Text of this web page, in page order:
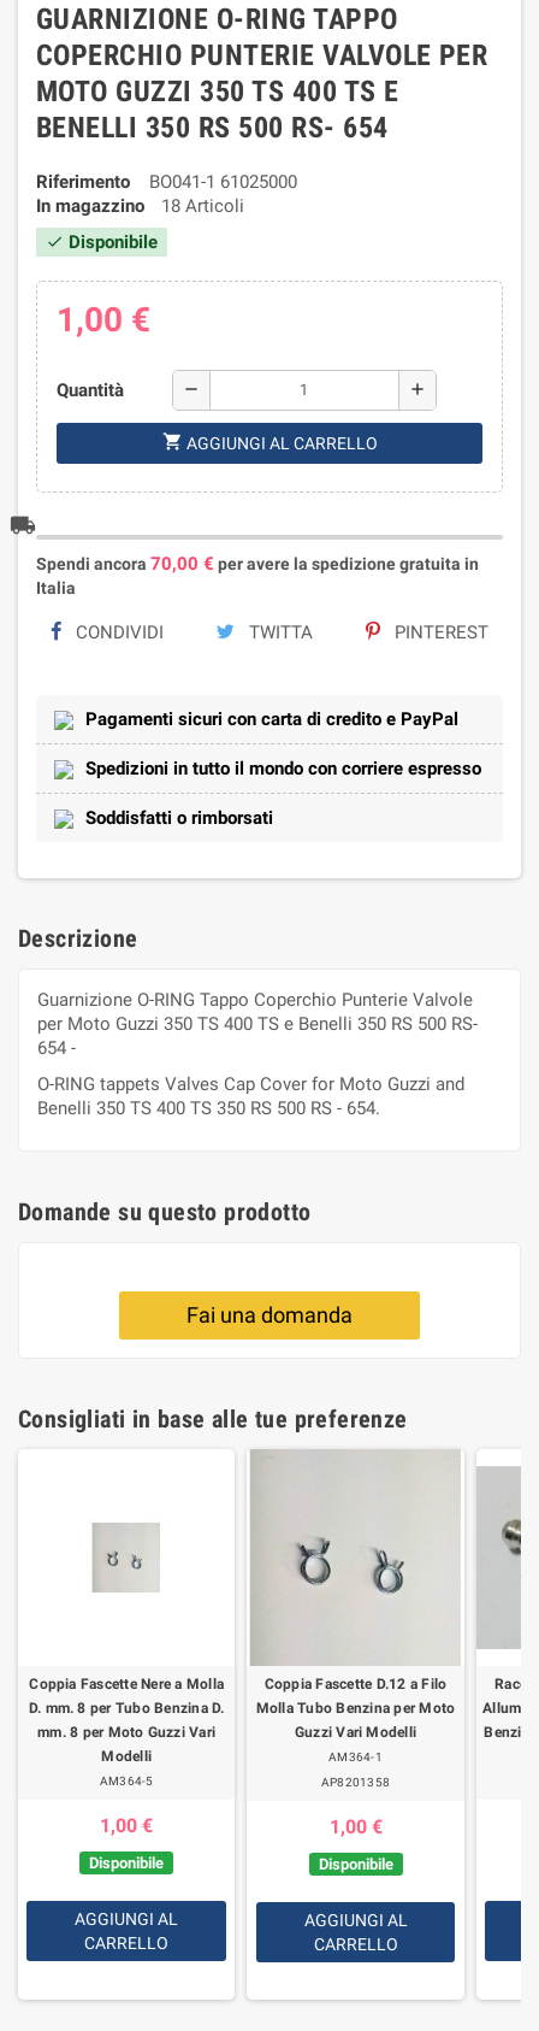
GUARNIZIONE O-RING TAPPO
COPERCHIO PUNTERIE VALVOLE PER
MOTO GUZZI 350 TS 400 TS E
BENELLI 350 RS 500 RS- 654
Riferimento
BO041-1 61025000
In magazzino
18 Articoli
check Disponibile
1,00 €
Quantità remove add
shopping_cart AGGIUNGI AL CARRELLO
local_shipping
Spendi ancora 70,00 € per avere la spedizione gratuita in
Italia
CONDIVIDI TWITTA PINTEREST
Pagamenti sicuri con carta di credito e PayPal
Spedizioni in tutto il mondo con corriere espresso
Soddisfatti o rimborsati
Descrizione
Guarnizione O-RING Tappo Coperchio Punterie Valvole
per Moto Guzzi 350 TS 400 TS e Benelli 350 RS 500 RS-
654 -
O-RING tappets Valves Cap Cover for Moto Guzzi and
Benelli 350 TS 400 TS 350 RS 500 RS - 654.
Domande su questo prodotto
Fai una domanda
Consigliati in base alle tue preferenze
Coppia Fascette Nere a Molla
D. mm. 8 per Tubo Benzina D.
mm. 8 per Moto Guzzi Vari
Modelli
AM364-5
1,00 €
Disponibile
AGGIUNGI AL
CARRELLO
Coppia Fascette D.12 a Filo
Molla Tubo Benzina per Moto
Guzzi Vari Modelli
AM364-1
AP8201358
1,00 €
Disponibile
AGGIUNGI AL
CARRELLO